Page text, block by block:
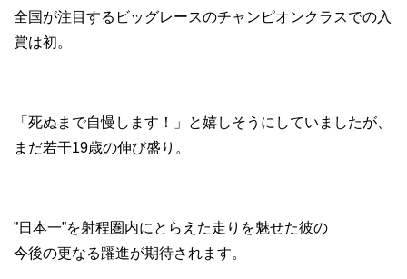
全国が注目するビッグレースのチャンピオンクラスでの入
賞は初。
「死ぬまで自慢します！」と嬉しそうにしていましたが、
まだ若干19歳の伸び盛り。
”日本一”を射程圏内にとらえた走りを魅せた彼の
今後の更なる躍進が期待されます。